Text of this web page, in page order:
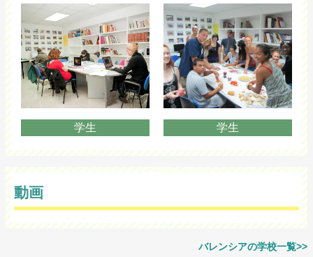
学生 学生
動画
バレンシアの学校一覧>>